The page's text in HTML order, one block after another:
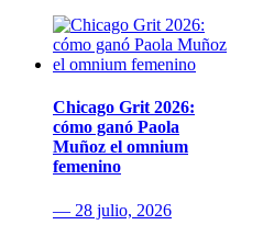
Chicago Grit 2026:
cómo ganó Paola
Muñoz el omnium
femenino
— 28 julio, 2026